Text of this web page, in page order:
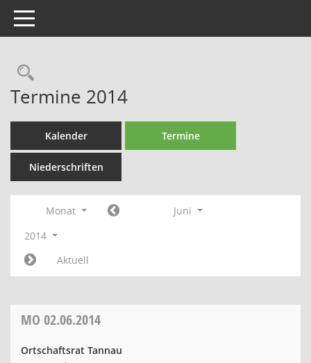
Toggle navigation
Rechercheauswahl
Termine 2014
Kalender Termine
Niederschriften
Monat
Juni
2014
Aktuell
MO 02.06.2014
Ortschaftsrat Tannau